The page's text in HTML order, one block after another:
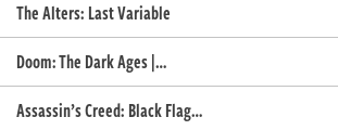
The Alters: Last Variable
Doom: The Dark Ages |…
Assassin’s Creed: Black Flag…